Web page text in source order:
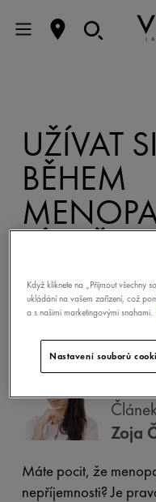
UŽÍVAT
BĚHEM
NA TO
Zoja
Máte pocit, že
nepříjemnosti? Je
Když kliknete na „Přijmout všechny
ukládání na vašem zařízení, což
a s našimi marketingovými snahami.
Nastavení souborů